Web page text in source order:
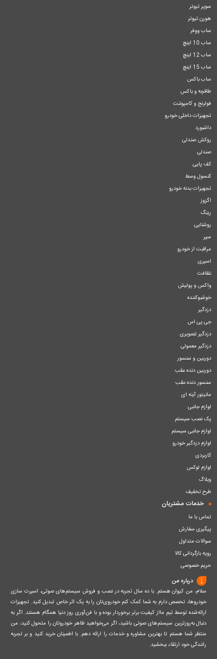
سوپر تیوتر
هورن تیوتر
ساب ووفر
ساب 10 اینچ
ساب 12 اینچ
ساب 15 اینچ
ساب باکس
طاقچه و باکس
فولرنج و کامپوننت
تجهیزات داخلی خودرو
داشبورد
روکش صندلی
صندلی
کف پایی
کنسول وسط
تجهیزات بدنه خودرو
اگزوز
رینگ
روشنایی
سپر
مراقبت از خودرو
اسپری
نظافت
واکس و پولیش
خوشبوکننده
دزدگیر
جی پی اس
دزدگیر تصویری
دزدگیر معمولی
دوربین و سنسور
دوربین دنده عقب
سنسور دنده عقب
مانیتور آینه ای
لوازم جانبی
پک نصب سیستم
لوازم جانبی سیستم
لوازم دزدگیر خودرو
کاربردی
لوازم لوکس
وبلاگ
طرح تخفیف
خدمات مشتریان
تماس با ما
پیگیری سفارش
سوالات متداول
رویه بازگردانی کالا
حریم خصوصی
درباره من
سلام، من کیوان هستم. با ده سال تجربه در نصب و فروش سیستم‌های صوتی، اسپرت سازی
خودروها، تخصص دارم به شما کمک کنم خودروی‌تان را به یک اثر خاص تبدیل کنید. تجهیزات
ارائه‌شده توسط تیم مااز کیفیت برتر برخوردار بوده و با فن‌آوری روز دنیا همگام هستند. اگر به
دنبال به‌روزترین سیستم‌های صوتی باشید، اگر می‌خواهید ظاهر خودروتان را متحول کنید، من
منتظر شما هستم تا بهترین مشاوره و خدمات را ارائه دهم. با اطمینان خرید کنید و بر تجربه
رانندگی خود ارتقاء ببخشید.